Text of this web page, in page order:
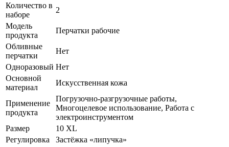
Количество в
наборе
2
Модель
продукта
Перчатки рабочие
Обливные
перчатки
Нет
Одноразовый Нет
Основной
материал
Искусственная кожа
Применение
продукта
Погрузочно-разгрузочные работы,
Многоцелевое использование, Работа с
электроинструментом
Размер
10 XL
Регулировка
Застёжка «липучка»